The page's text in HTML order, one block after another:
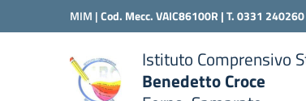
Vai ai contenuti
Vai al menu di navigazione
MIM |Cod. Mecc. VAIC86100R | T. 0331
Istituto Comprensivo
Benedetto Croce